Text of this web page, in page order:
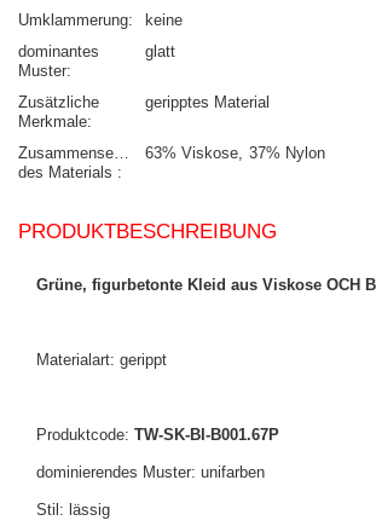
Umklammerung
keine
dominantes
Muster
glatt
Zusätzliche
Merkmale
geripptes Material
Zusammensetzung
des Materials
63% Viskose 37% Nylon
PRODUKTBESCHREIBUNG
Grüne, figurbetonte Kleid aus Viskose OCH
Materialart: gerippt
Produktcode: TW-SK-BI-B001.67P
dominierendes Muster: unifarben
Stil: lässig